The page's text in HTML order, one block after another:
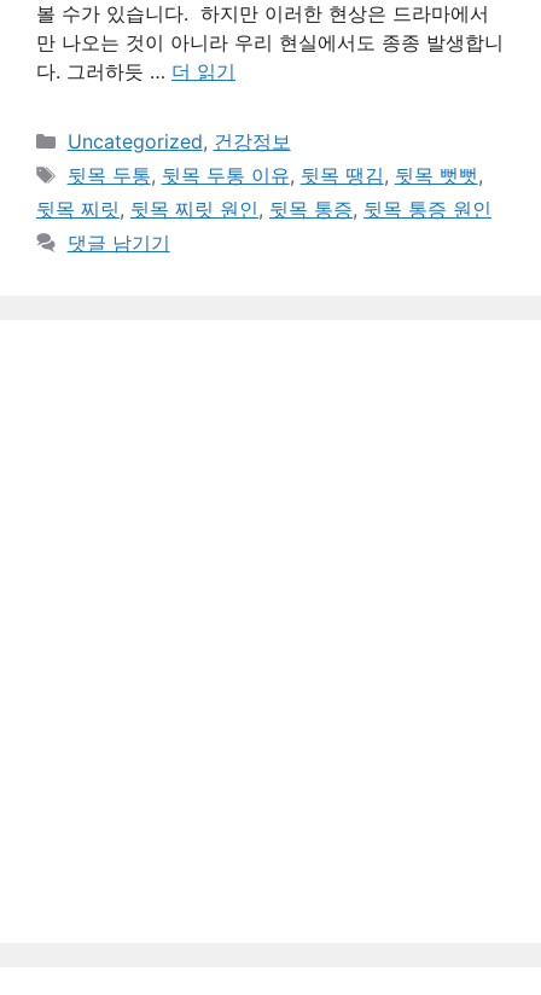
볼 수가 있습니다. 하지만 이러한 현상은 드라마에서
만 나오는 것이 아니라 우리 현실에서도 종종 발생합니
다. 그러하듯 … 더 읽기
카
테
고
리
Uncategorized, 건강정보
태
그
뒷목 두통, 뒷목 두통 이유, 뒷목 땡김, 뒷목 뻣뻣,
뒷목 찌릿, 뒷목 찌릿 원인, 뒷목 통증, 뒷목 통증 원인
댓글 남기기